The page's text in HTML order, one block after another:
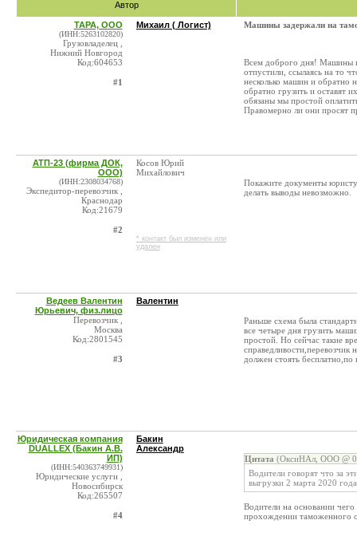
Автор
ТАРА, ООО
(ИНН:5263102820)
Грузовладелец ,
Нижний Новгород
Код:604653
#1
Михаил ( Логист) Машины задержали на
Всем доброго дня! Машины
отпустили, ссылаясь на то
несколько машин и обратно
обратно грузить и оставят
обязаны мы простой
Правомерно ли они просят
АТП-23 (фирма ДОК,
ООО)
(ИНН:2308034768)
Экспедитор-перевозчик ,
Краснодар
Код:21679
#2
Косов Юрий
Михайлович
* контакт был изменен или
удален
Покажите документы
делать выводы невозможно.
Ведеев Валентин
Юрьевич, физ.лицо
Перевозчик ,
Москва
Код:2801545
#3
Валентин
Раньше схема была
все четыре дня грузить
простой. Но сейчас такие
должен стоять
Юридическая компания
DUALLEX (Бакин А.В.
ИП)
(ИНН:540363749931)
Юридические услуги ,
Новосибирск
Код:265507
#4
Бакин
Александр
Цитата (ОксиНАл, ООО @
Водители говорят что за
выгрузки 2 марта 2020
Водители на основании чего
прохождении таможенного